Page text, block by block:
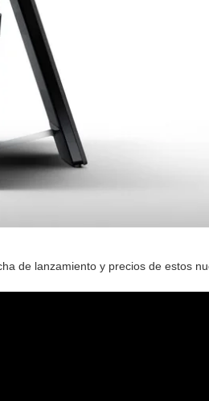
de lanzamiento y precios de estos